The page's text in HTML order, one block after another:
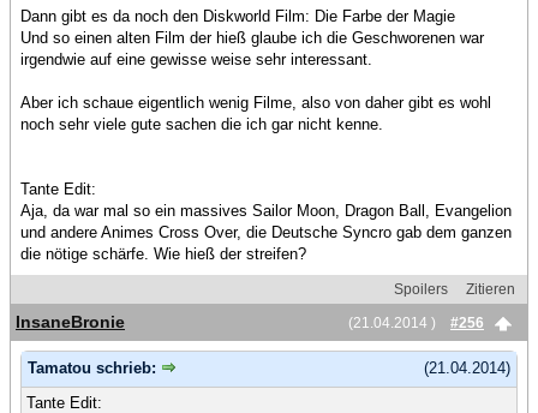
Dann gibt es da noch den Diskworld Film: Die Farbe der Magie
Und so einen alten Film der hieß glaube ich die Geschworenen war
irgendwie auf eine gewisse weise sehr interessant.
Aber ich schaue eigentlich wenig Filme, also von daher gibt es wohl
noch sehr viele gute sachen die ich gar nicht kenne.
Tante Edit:
Aja, da war mal so ein massives Sailor Moon, Dragon Ball, Evangelion
und andere Animes Cross Over, die Deutsche Syncro gab dem ganzen
die nötige schärfe. Wie hieß der streifen?
Spoilers
Zitieren
(21.04.2014 )
#256
InsaneBronie
(21.04.2014)
Tamatou schrieb:
Tante Edit: